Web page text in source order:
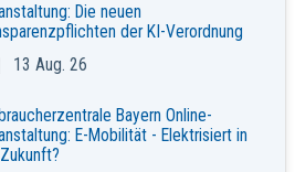
Die neuen
der KI-Verordnung
13 Aug. 26
Bayern Online-
E-Mobilität - Elektrisiert in